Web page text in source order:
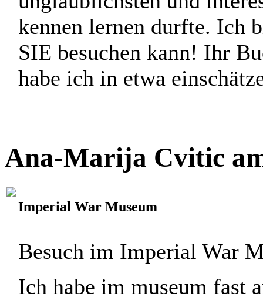
Besuch bei Trude Levi
Meine Zeitzeugin Trude
unglaublichsten und
habe ich in etwa
Ana-Marija Cvitic
Imperial War Museum